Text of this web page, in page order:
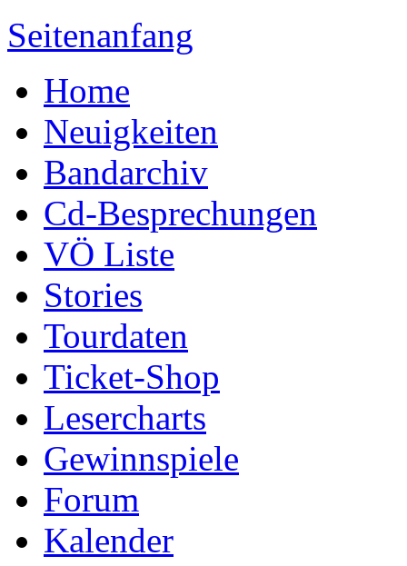
Seitenanfang
Home
Neuigkeiten
Bandarchiv
Cd-Besprechungen
VÖ Liste
Stories
Tourdaten
Ticket-Shop
Lesercharts
Gewinnspiele
Forum
Kalender